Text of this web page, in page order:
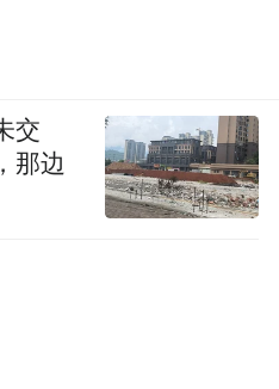
交
那边